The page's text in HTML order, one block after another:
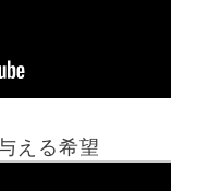
える希望